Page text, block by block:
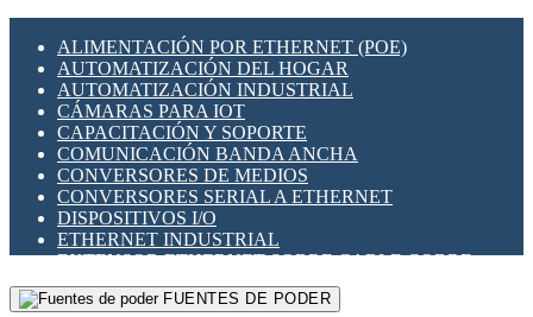
SENSORES INDUCTIVOS
TEMPORIZADORES
VARIACS
VARIADORES DE FRECUENCIA [VDF]
SECCIONADORES - INTERRUPTORES
MAQUINARIA
HERRAMIENTAS VARIAS
ILUMINACIÓN LED
INTERRUPTORES REED
INTERFACES DE RELÉ
OTROS RELÉS
PROTECCIÓN TÉRMICA
RELÉS AUTOMOTRICES
RELÉS DE SEÑAL
RELÉS DE ESTADO SÓLIDO SSR
RELÉS INDUSTRIALES
RELÉS MINIATURA DE POTENCIA
SENSORES MAGNÉTICOS
ALIMENTACIÓN POR ETHERNET (POE)
AUTOMATIZACIÓN DEL HOGAR
AUTOMATIZACIÓN INDUSTRIAL
CÁMARAS PARA IOT
CAPACITACIÓN Y SOPORTE
COMUNICACIÓN BANDA ANCHA
CONVERSORES DE MEDIOS
CONVERSORES SERIAL A ETHERNET
DISPOSITIVOS I/O
ETHERNET INDUSTRIAL
EXTENSOR ETHERNET SOBRE CABLE COBRE
GATEWAY LORAWAN
GESTIÓN DE REDESFUENTES DE PODER